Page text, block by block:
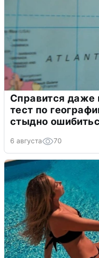
Справится даже
тест по
стыдно
6 августа 70